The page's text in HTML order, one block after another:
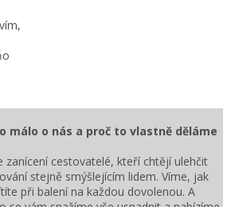
málo o nás a proč to vlastně děláme
zanícení cestovatelé, kteří chtějí ulehčit
stejně smýšlejícím lidem. Víme, jak
při balení na každou dovolenou. A